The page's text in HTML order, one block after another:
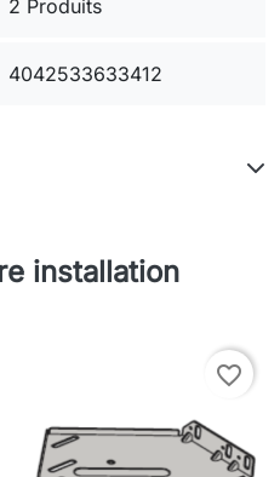
2 Produits
4042533633412
installation
favorite_border